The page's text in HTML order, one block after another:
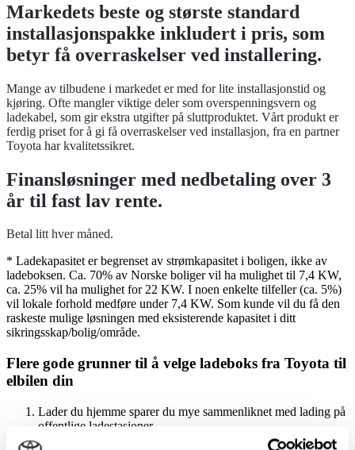
Markedets beste og største standard
installasjonspakke inkludert i pris, som
betyr få overraskelser ved installering.
Mange av tilbudene i markedet er med for lite installasjonstid og
kjøring. Ofte mangler viktige deler som overspenningsvern og
ladekabel, som gir ekstra utgifter på sluttproduktet. Vårt produkt er
ferdig priset for å gi få overraskelser ved installasjon, fra en partner
Toyota har kvalitetssikret.
Finansløsninger med nedbetaling over 3
år til fast lav rente.
Betal litt hver måned.
* Ladekapasitet er begrenset av strømkapasitet i boligen, ikke av
ladeboksen. Ca. 70% av Norske boliger vil ha mulighet til 7,4 KW,
ca. 25% vil ha mulighet for 22 KW. I noen enkelte tilfeller (ca. 5%)
vil lokale forhold medføre under 7,4 KW. Som kunde vil du få den
raskeste mulige løsningen med eksisterende kapasitet i ditt
sikringsskap/bolig/område.
Flere gode grunner til å velge ladeboks fra Toyota til
elbilen din
Lader du hjemme sparer du mye sammenliknet med lading på
offentlige ladestasjoner
Toyota ladeboks hjemme gjør lading rimelig, praktisk og